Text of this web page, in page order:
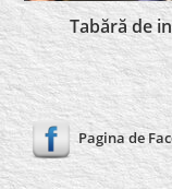
Tabără de
Pagina de